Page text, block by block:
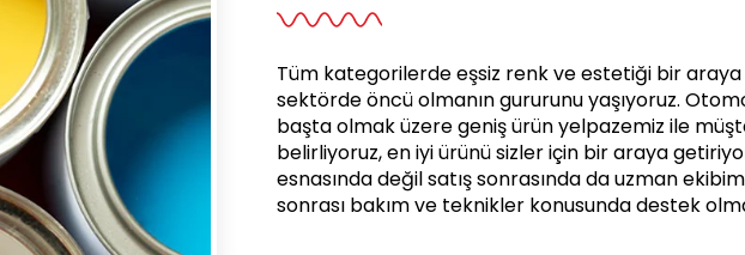
Tüm kategorilerde eşsiz renk ve estetiği bir
sektörde öncü olmanın gururunu yaşıyoruz.
başta olmak üzere geniş ürün yelpazemiz ile
belirliyoruz, en iyi ürünü sizler için bir araya
esnasında değil satış sonrasında da uzman
sonrası bakım ve teknikler konusunda destek